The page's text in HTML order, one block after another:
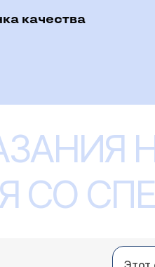
качества
СО